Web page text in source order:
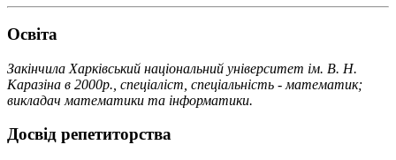
Освiта
Закінчила Харківський національний університет ім. В. Н.
Каразіна в 2000р., спеціаліст, спеціальність - математик;
викладач математики та інформатики.
Досвід репетиторства